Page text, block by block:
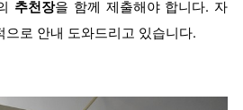
추천장을 함께 제출해야 합니다. 자
으로 안내 도와드리고 있습니다.